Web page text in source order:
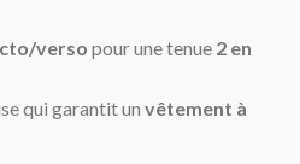
versopour une tenue 2 en
qui garantit un vêtement à